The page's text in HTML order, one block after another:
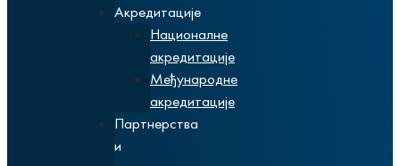
Акредитације
Националне
акредитације
Међународне
акредитације
Партнерства
и